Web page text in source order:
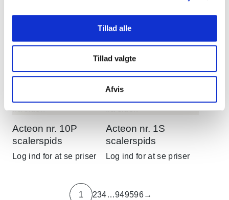
Tillad alle
Tillad valgte
Afvis
Acteon Newtron
ultralydsrenser
scalerspids
Log ind for at se priser
Acteon nr. 10P
scalerspids
Log ind for at se priser
Acteon nr. 1S
scalerspids
Log ind for at se priser
1 234…949596→